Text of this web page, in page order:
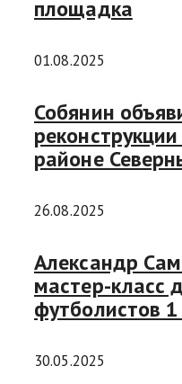
площадка
01.08.2025
Собянин
районе
26.08.2025
Александр
мастер-класс
футболистов
30.05.2025